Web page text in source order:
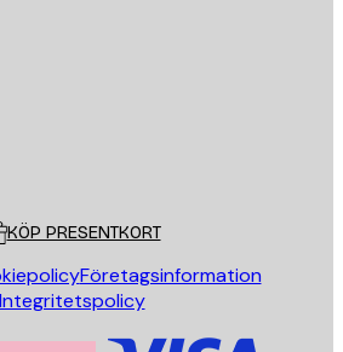
KÖP PRESENTKORT
Företagsinformation
Integritetspolicy